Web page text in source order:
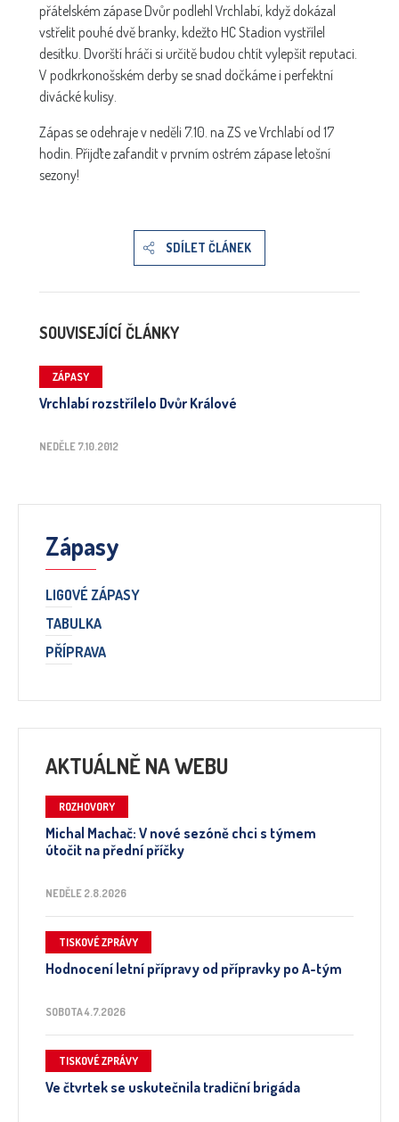
přátelském zápase Dvůr podlehl Vrchlabí, když dokázal
vstřelit pouhé dvě branky, kdežto HC Stadion vystřílel
desítku. Dvorští hráči si určitě budou chtít vylepšit reputaci.
V podkrkonošském derby se snad dočkáme i perfektní
divácké kulisy.
Zápas se odehraje v neděli 7.10. na ZS ve Vrchlabí od 17
hodin. Přijďte zafandit v prvním ostrém zápase letošní
sezony!
SDÍLET ČLÁNEK
SOUVISEJÍCÍ ČLÁNKY
ZÁPASY
Vrchlabí rozstřílelo Dvůr Králové
NEDĚLE 7.10.2012
Zápasy
LIGOVÉ ZÁPASY
TABULKA
PŘÍPRAVA
AKTUÁLNĚ NA WEBU
ROZHOVORY
Michal Machač: V nové sezóně chci s týmem
útočit na přední příčky
NEDĚLE 2.8.2026
TISKOVÉ ZPRÁVY
Hodnocení letní přípravy od přípravky po A-tým
SOBOTA 4.7.2026
TISKOVÉ ZPRÁVY
Ve čtvrtek se uskutečnila tradiční brigáda